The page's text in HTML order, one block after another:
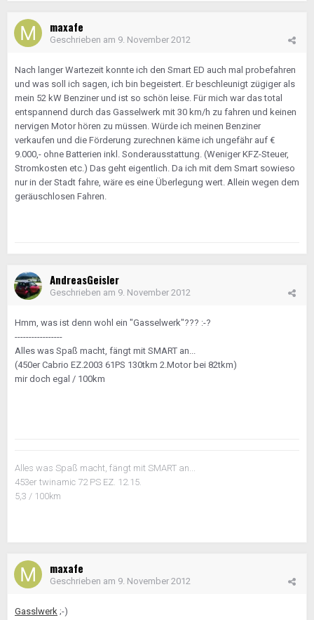
maxafe
Geschrieben am 9. November 2012
Nach langer Wartezeit konnte ich den Smart ED auch mal probefahren
und was soll ich sagen, ich bin begeistert. Er beschleunigt zügiger als
mein 52 kW Benziner und ist so schön leise. Für mich war das total
entspannend durch das Gasselwerk mit 30 km/h zu fahren und keinen
nervigen Motor hören zu müssen. Würde ich meinen Benziner
verkaufen und die Förderung zurechnen käme ich ungefähr auf €
9.000,- ohne Batterien inkl. Sonderausstattung. (Weniger KFZ-Steuer,
Stromkosten etc.) Das geht eigentlich. Da ich mit dem Smart sowieso
nur in der Stadt fahre, wäre es eine Überlegung wert. Allein wegen dem
geräuschlosen Fahren.
AndreasGeisler
Geschrieben am 9. November 2012
Hmm, was ist denn wohl ein "Gasselwerk"??? :-?
-----------------
Alles was Spaß macht, fängt mit SMART an...
(450er Cabrio EZ.2003 61PS 130tkm 2.Motor bei 82tkm)
mir doch egal / 100km
Alles was Spaß macht, fängt mit SMART an...
453er twinamic 72 PS EZ. 12.15.
5,3 / 100km
maxafe
Geschrieben am 9. November 2012
Gasslwerk ;-)